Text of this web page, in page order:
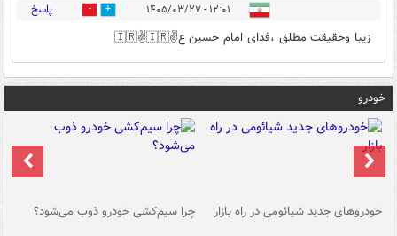
۱۲:۰۱ - ۱۴۰۵/۰۳/۲۷ 0 پاسخ
زیبا وحقیقت مطلق ،فدای امام حسین ع✌️🇮🇷✌️🇮🇷
خودرو
خودروهای جدید شیائومی در راه بازار چرا سیم‌کشی خودرو ذوب می‌شود؟